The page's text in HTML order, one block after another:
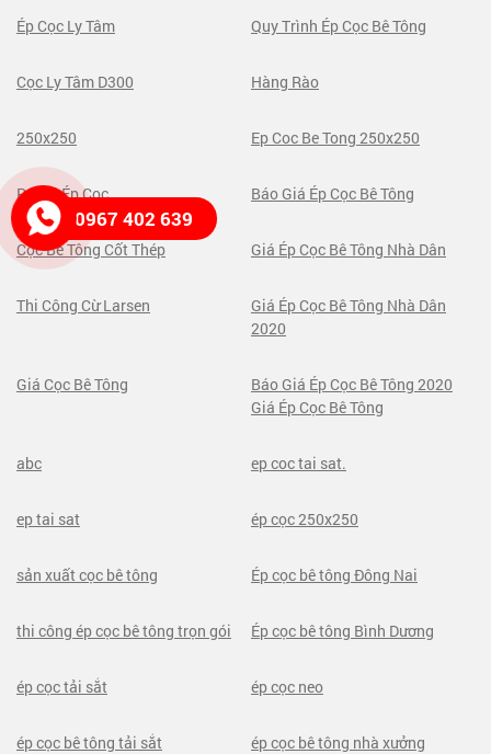
Ép Cọc Ly Tâm Quy Trình Ép Cọc Bê Tông
Cọc Ly Tâm D300 Hàng Rào
250x250 Ep Coc Be Tong 250x250
Robot Ép Cọc Báo Giá Ép Cọc Bê Tông
Cọc Bê Tông Cốt Thép Giá Ép Cọc Bê Tông Nhà Dân
Thi Công Cừ Larsen
Giá Ép Cọc Bê Tông Nhà Dân
2020
Giá Cọc Bê Tông
Báo Giá Ép Cọc Bê Tông 2020
Giá Ép Cọc Bê Tông
abc ep coc tai sat.
ep tai sat ép cọc 250x250
sản xuất cọc bê tông Ép cọc bê tông Đông Nai
thi công ép cọc bê tông trọn gói Ép cọc bê tông Bình Dương
ép cọc tải sắt ép cọc neo
ép cọc bê tông tải sắt ép cọc bê tông nhà xưởng
0967 402 639